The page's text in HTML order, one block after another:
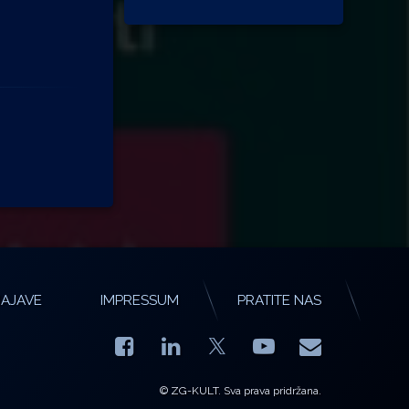
IMPRESSUM PRATITE NAS
Facebook
LinkedIn YouTube
E-mail
© ZG-KULT. Sva prava pridržana.